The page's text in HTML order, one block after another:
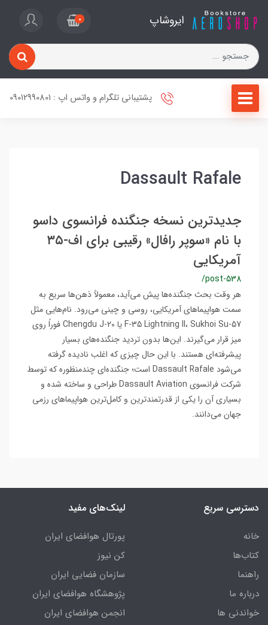
ایروشاپ 0
پشتیبانی تلگرام و واتس اپ : 09012990801
Dassault Rafale
جدیدترین نسخه جنگنده فرانسوی داسو
با نام «سوپر رافال» رقیبی برای اف-۳۵
آمریکایی
/post-538
هر وقت بحث جنگنده‌ها پیش می‌آید، معمولاً ذهن‌ها سریع به
سمت هواپیماهای آمریکایی، روسی و چینی می‌رود. نام‌هایی مثل
F-35 Lightning II، Sukhoi Su-57 یا Chengdu J-20 فوراً روی
میز قرار می‌گیرند. این‌ها بدون تردید جنگنده‌های بسیار
پیشرفته‌ای هستند. با این حال چیزی که اغلب نادیده گرفته
می‌شود Dassault Rafale است؛ جنگنده‌ای چندمنظوره که توسط
شرکت فرانسوی Dassault Aviation طراحی و ساخته شده و
بسیاری آن را یکی از قدرتمندترین و کامل‌ترین هواپیماهای رزمی
جهان می‌دانند.
دسترسی سریع
خانه
کتاب‌ها
راهنما
درباره ما
خواندنی ها
لینک‌های مفید
پورتال هوافضای ایران
کن نیوز
سازمان فضایی ایران
پژوهشگاه هوافضای ایران
انجمن هوافضای ایران